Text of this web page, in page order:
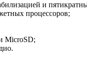
и
процессоров;
MicroSD;